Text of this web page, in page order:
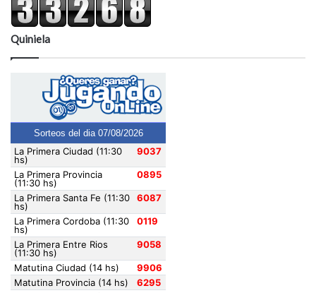
Quiniela